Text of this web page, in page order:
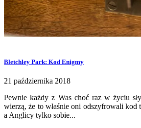
Bletchley Park: Kod Enigmy
21 października 2018
Pewnie każdy z Was choć raz w życiu
wierzą, że to właśnie oni odszyfrowali kod
a Anglicy tylko sobie...